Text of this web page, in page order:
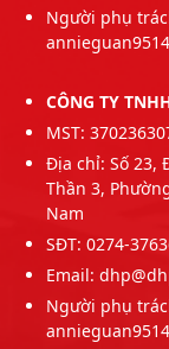
Người phụ
CÔNG TY
MST:
Địa chỉ: Số 23,
Thần 3,
Nam
SĐT: 0274-
Email:
Người phụ